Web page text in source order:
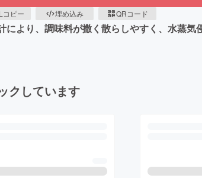
コピー 埋め込み QRコード
により、調味料が撒く散らしやすく、水蒸
クしています